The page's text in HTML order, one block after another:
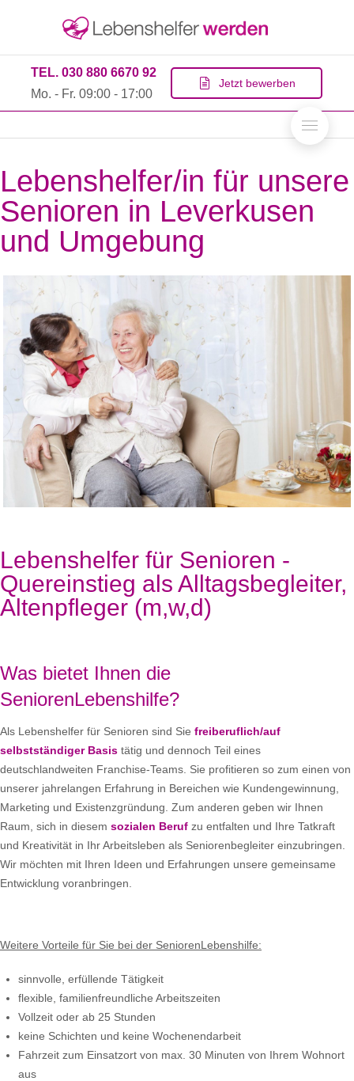
TEL. 030 880 6670 92
Mo. - Fr. 09:00 - 17:00
Jetzt bewerben
Lebenshelfer/in für unsere
Senioren in Leverkusen
und Umgebung
Lebenshelfer für Senioren -
Quereinstieg als Alltagsbegleiter,
Altenpfleger (m,w,d)
Was bietet Ihnen die
SeniorenLebenshilfe?
Als Lebenshelfer für Senioren sind Sie freiberuflich/auf
selbstständiger Basis tätig und dennoch Teil eines
deutschlandweiten Franchise-Teams. Sie profitieren so zum einen von
unserer jahrelangen Erfahrung in Bereichen wie Kundengewinnung,
Marketing und Existenzgründung. Zum anderen geben wir Ihnen
Raum, sich in diesem sozialen Beruf zu entfalten und Ihre Tatkraft
und Kreativität in Ihr Arbeitsleben als Seniorenbegleiter einzubringen.
Wir möchten mit Ihren Ideen und Erfahrungen unsere gemeinsame
Entwicklung voranbringen.
Weitere Vorteile für Sie bei der SeniorenLebenshilfe:
sinnvolle, erfüllende Tätigkeit
flexible, familienfreundliche Arbeitszeiten
Vollzeit oder ab 25 Stunden
keine Schichten und keine Wochenendarbeit
Fahrzeit zum Einsatzort von max. 30 Minuten von Ihrem Wohnort
aus